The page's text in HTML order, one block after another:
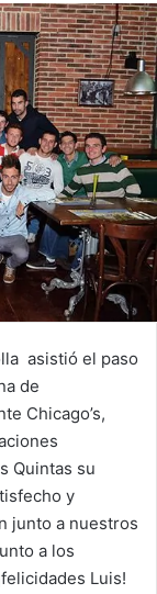
asistió el paso
de
Chicago’s,
Quintas su
y
junto a nuestros
a los
Luis!